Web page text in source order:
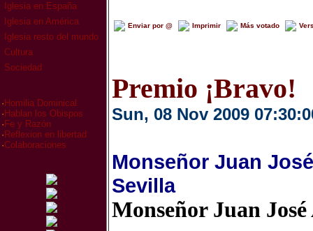
Iglesia en España
Iglesia en América
Iglesia resto del mundo
Cultura
Sociedad
· Homilia Dominical
· Hablan los Obispos
· Fe y Razón
· Reflexion en libertad
·Colaboraciones
Enviar por @ Imprimir Más votado
Premio ¡Bravo!
Sun, 08 Nov 2009
Monseñor Juan
Sevilla
Monseñor Juan